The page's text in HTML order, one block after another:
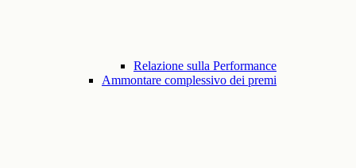
Relazione sulla Performance
Ammontare complessivo dei premi